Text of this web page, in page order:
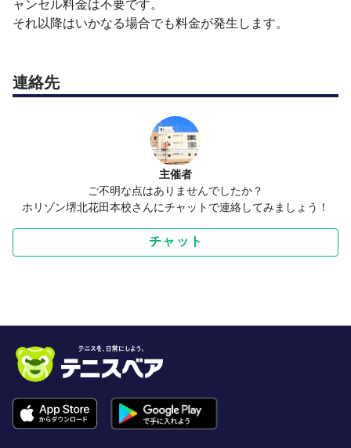
ャンセル料金は不要です。
それ以降はいかなる場合でも料金が発生します。
連絡先
主催者
ご不明な点はありませんでしたか？
ホリゾン堺北花田本校さんにチャットで連絡してみましょう！
チャット